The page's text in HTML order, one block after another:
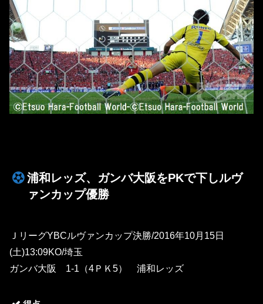
浦和レッズ、ガンバ大阪をPKで下しルヴ
ァンカップ優勝
ＪリーグYBCルヴァンカップ決勝/2016年10月15日
(土)13:09KO/埼玉
ガンバ大阪 1-1（4ＰＫ5） 浦和レッズ